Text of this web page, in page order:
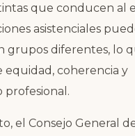
que conducen al
asistenciales
grupos diferentes, lo
equidad, coherencia y
profesional.
el Consejo General